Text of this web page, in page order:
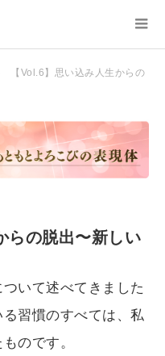
【Vol.6】思い込み人生からの
らの脱出〜新しい
いて述べてきました
習慣のすべては、私
のです。